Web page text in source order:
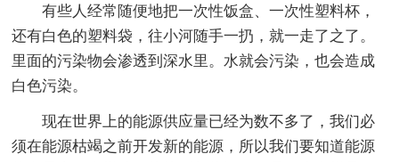
有些人经常随便地把一次性饭盒、一次性塑料杯，
还有白色的塑料袋，往小河随手一扔，就一走了之了。
里面的污染物会渗透到深水里。水就会污染，也会造成
白色污染。
现在世界上的能源供应量已经为数不多了，我们必
须在能源枯竭之前开发新的能源，所以我们要知道能源